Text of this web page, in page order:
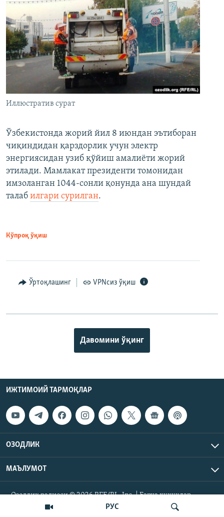
РУС
Иллюстратив сурат
Ўзбекистонда жорий йил 8 июндан эътиборан
чиқиндидан қарздорлик учун электр
энергиясидан узиб қўйиш амалиёти жорий
этилади. Мамлакат президенти томонидан
имзоланган 1044-сонли қонунда ана шундай
талаб илгари сурилган.
Кўпроқ ўқиш
Ўртоқлашинг VPNсиз ўқиш
Давомини ўқинг
ИЖТИМОИЙ ТАРМОҚЛАР
ОЗОДЛИК
МАЪЛУМОТ
Озодлик радиоси © 2026 RFE/RL, Inc. | Барча ҳуқуқлар
ҳимояланган.